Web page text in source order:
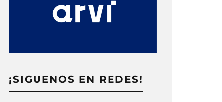
¡SIGUENOS EN REDES!